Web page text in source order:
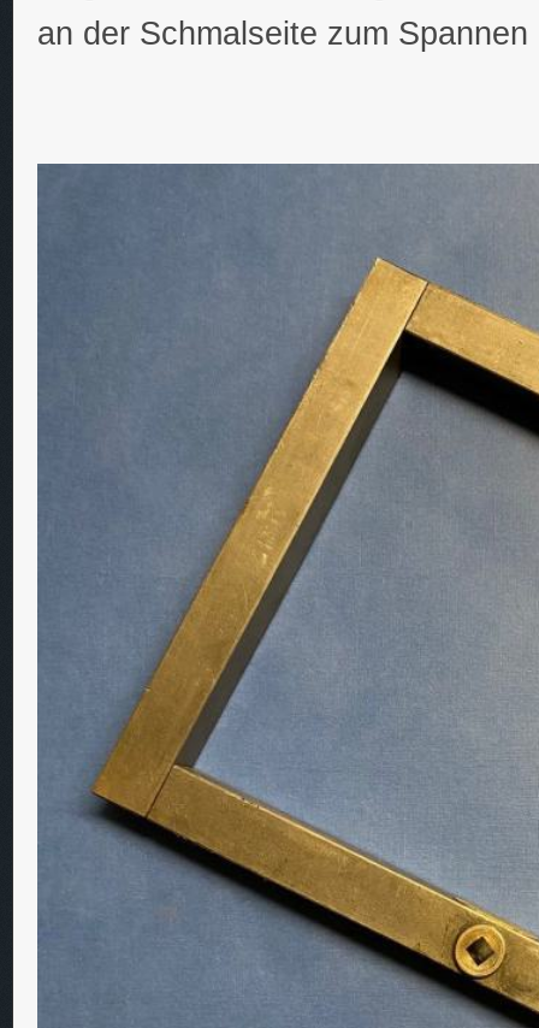
an der Schmalseite zum